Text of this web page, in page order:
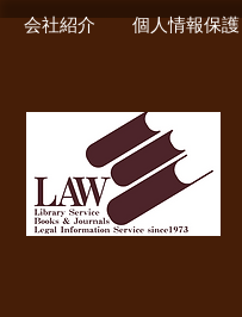
会社紹介 個人情報保護